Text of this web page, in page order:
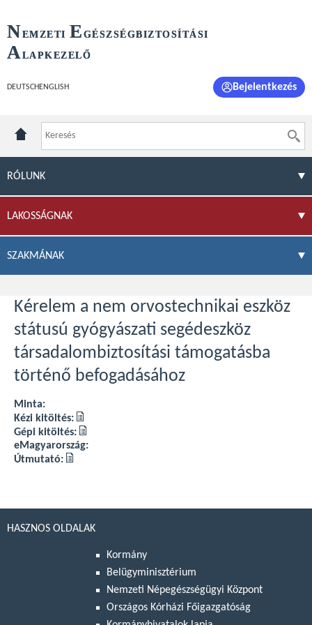
NEMZETI E GÉSZSÉGBIZTOSÍTÁSI
ALAPKEZELŐ
DEUTSCH ENGLISH Bejelentkezés
RÓLUNK
LAKOSSÁGNAK
SZAKMÁNAK
Kérelem a nem orvostechnikai eszköz
státusú gyógyászati segédeszköz
társadalombiztosítási támogatásba
történő befogadásához
Minta:
Kézi kitöltés:
Gépi kitöltés:
eMagyarország:
Útmutató:
HASZNOS OLDALAK
Kormány
Belügyminisztérium
Nemzeti Népegészségügyi Központ
Országos Kórházi Főigazgatóság